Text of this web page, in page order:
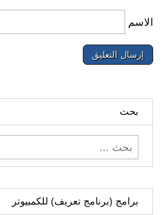
الاسم
بحث
البحث
عن:
برامج (برنامج تعريف) للكمبيوتر